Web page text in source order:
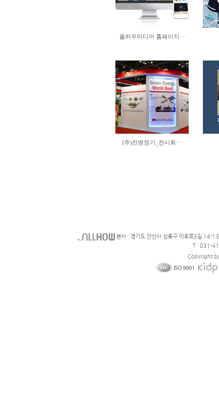
본사 : 경기도 안산사 상록구 이호로3길 14-
T : 031-
Copyright